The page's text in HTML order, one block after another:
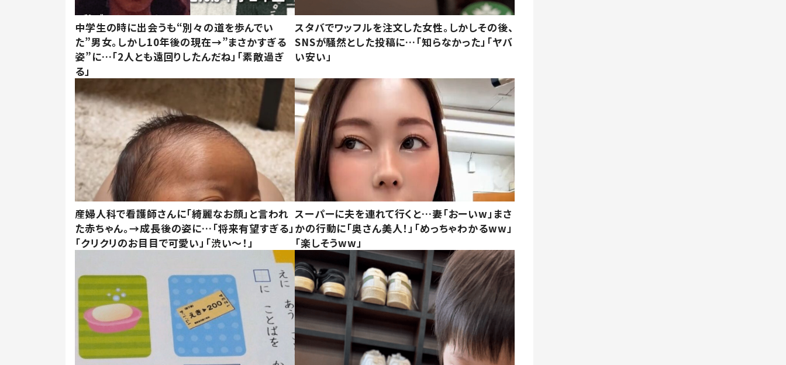
中学生の時に出会うも“別々の道を歩んでい
た”男女。しかし10年後の現在→”まさかすぎる
姿”に…「2人とも遠回りしたんだね」「素敵過ぎ
る」
スタバでワッフルを注文した女性。しかしその後、
SNSが騒然とした投稿に…「知らなかった」「ヤバ
い安い」
産婦人科で看護師さんに「綺麗なお顔」と言われ
た赤ちゃん。→成長後の姿に…「将来有望すぎる」
「クリクリのお目目で可愛い」「渋い～！」
スーパーに夫を連れて行くと…妻「おーいw」まさ
かの行動に「奥さん美人！」「めっちゃわかるww」
「楽しそうww」